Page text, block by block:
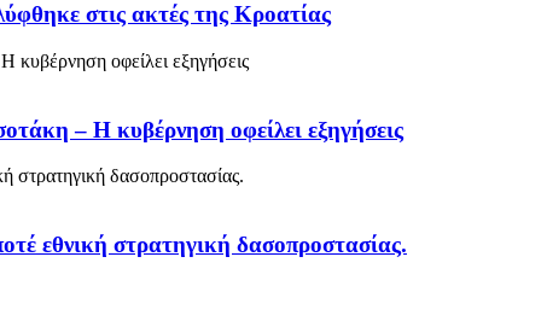
στις ακτές της Κροατίας
– Η κυβέρνηση οφείλει εξηγήσεις
εθνική στρατηγική δασοπροστασίας.